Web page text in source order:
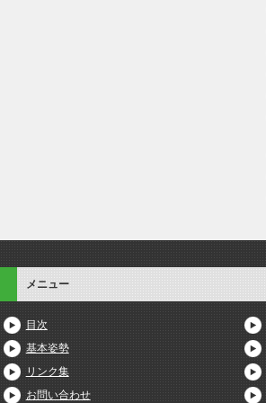
メニュー
目次
基本姿勢
リンク集
お問い合わせ